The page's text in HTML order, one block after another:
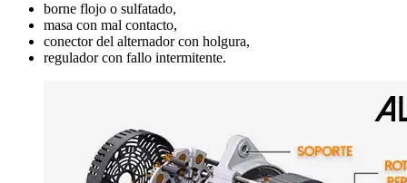
borne flojo o sulfatado,
masa con mal contacto,
conector del alternador con holgura,
regulador con fallo intermitente.